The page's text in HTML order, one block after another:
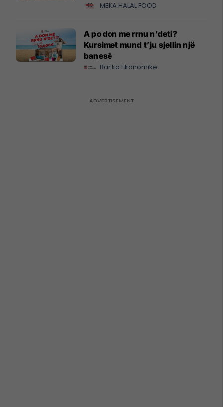
MEKA HALAL FOOD
A po don me rrnu n’deti?
Kursimet mund t’ju sjellin një
banesë
Banka Ekonomike